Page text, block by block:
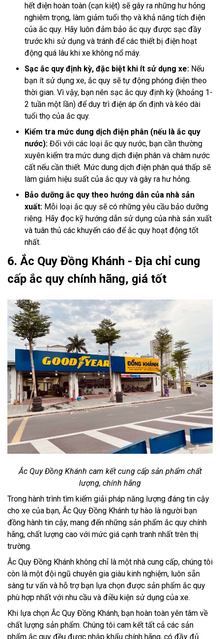
hết điện hoàn toàn (cạn kiệt) sẽ gây ra những hư hỏng
nghiêm trọng, làm giảm tuổi thọ và khả năng tích điện
của ắc quy. Hãy luôn đảm bảo ắc quy được sạc đầy
trước khi sử dụng và tránh để các thiết bị điện hoạt
động quá lâu khi xe không nổ máy.
Sạc ắc quy định kỳ, đặc biệt khi ít sử dụng xe: Nếu
bạn ít sử dụng xe, ắc quy sẽ tự động phóng điện theo
thời gian. Vì vậy, bạn nên sạc ắc quy định kỳ (khoảng 1-
2 tuần một lần) để duy trì điện áp ổn định và kéo dài
tuổi thọ của ắc quy.
Kiểm tra mức dung dịch điện phân (nếu là ắc quy
nước): Đối với các loại ắc quy nước, bạn cần thường
xuyên kiểm tra mức dung dịch điện phân và châm nước
cất nếu cần thiết. Mức dung dịch điện phân quá thấp sẽ
làm giảm hiệu suất của ắc quy và gây ra hư hỏng.
Bảo dưỡng ắc quy theo hướng dẫn của nhà sản
xuất: Mỗi loại ắc quy sẽ có những yêu cầu bảo dưỡng
riêng. Hãy đọc kỹ hướng dẫn sử dụng của nhà sản xuất
và tuân thủ các khuyến cáo để ắc quy hoạt động tốt
nhất.
6. Ắc Quy Đồng Khánh - Địa chỉ cung
cấp ắc quy chính hãng, giá tốt
Ắc Quy Đồng Khánh cam kết cung cấp sản phẩm chất
lượng, chính hãng
Trong hành trình tìm kiếm giải pháp năng lượng đáng tin cậy
cho xe của bạn, Ắc Quy Đồng Khánh tự hào là người bạn
đồng hành tin cậy, mang đến những sản phẩm ắc quy chính
hãng, chất lượng cao với mức giá cạnh tranh nhất trên thị
trường.
Ắc Quy Đồng Khánh không chỉ là một nhà cung cấp, chúng tôi
còn là một đội ngũ chuyên gia giàu kinh nghiệm, luôn sẵn
sàng tư vấn và hỗ trợ bạn lựa chọn được sản phẩm ắc quy
phù hợp nhất với nhu cầu và điều kiện sử dụng của xe.
Khi lựa chọn Ắc Quy Đồng Khánh, bạn hoàn toàn yên tâm về
chất lượng sản phẩm. Chúng tôi cam kết tất cả các sản
phẩm ắc quy đều được nhập khẩu chính hãng, có đầy đủ